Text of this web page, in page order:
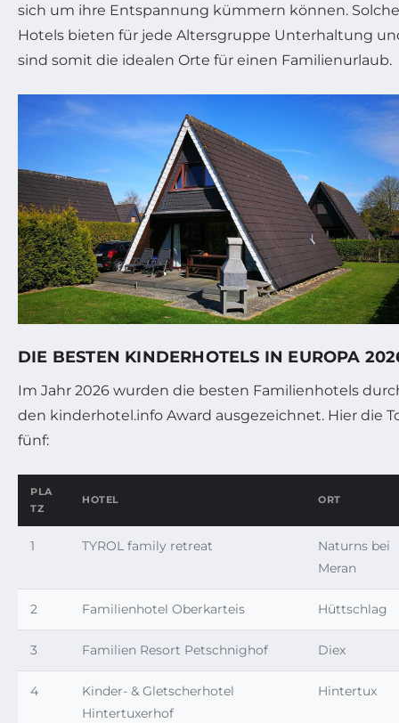
sich um ihre Entspannung kümmern können. Solche
Hotels bieten für jede Altersgruppe Unterhaltung
sind somit die idealen Orte für einen Familienurlaub.
DIE BESTEN KINDERHOTELS IN EUROPA
Im Jahr 2026 wurden die besten Familienhotels
den kinderhotel.info Award ausgezeichnet. Hier die
fünf:
PLA
TZ
HOTEL ORT
1 TYROL family retreat
Naturns bei
Meran
2 Familienhotel Oberkarteis Hüttschlag
3 Familien Resort Petschnighof Diex
4
Kinder- & Gletscherhotel
Hintertuxerhof
Hintertux